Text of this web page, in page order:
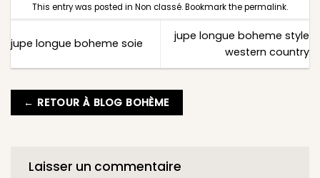
This entry was posted in Non classé. Bookmark thepermalink.
jupe longue boheme soie
jupe longue boheme style
western country
← RETOUR À BLOG BOHÈME
Laisser un commentaire